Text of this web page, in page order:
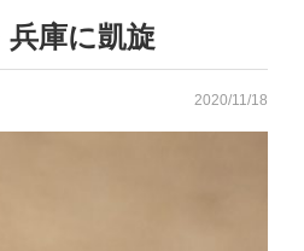
庫に凱旋
2020/11/18